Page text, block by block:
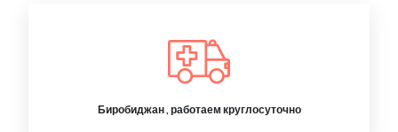
Биробиджан , работаем круглосуточно